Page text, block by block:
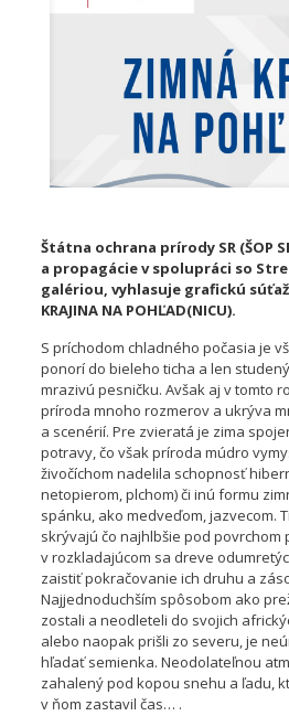
Štátna ochrana prírody SR (ŠOP
a propagácie v spolupráci so
galériou, vyhlasuje grafickú súťaž
KRAJINA NA POHĽAD(NICU).
S príchodom chladného počasia je
ponorí do bieleho ticha a len
mrazivú pesničku. Avšak aj v tomto
príroda mnoho rozmerov a ukrýva
a scenérií. Pre zvieratá je zima
potravy, čo však príroda múdro
živočíchom nadelila schopnosť
netopierom, plchom) či inú formu
spánku, ako medveďom, jazvecom.
skrývajú čo najhlbšie pod povrchom
v rozkladajúcom sa dreve
zaistiť pokračovanie ich druhu a
Najjednoduchším spôsobom ako
zostali a neodleteli do svojich
alebo naopak prišli zo severu, je
hľadať semienka. Neodolateľnou
zahalený pod kopou snehu a ľadu,
v ňom zastavil čas… .